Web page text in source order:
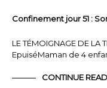
Confinement jour 51 :
LE TÉMOIGNAGE DE
EpuiséMaman de 4
CONTINUE